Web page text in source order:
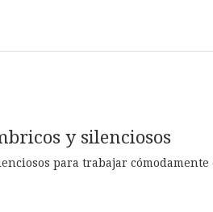
y silenciosos
para trabajar